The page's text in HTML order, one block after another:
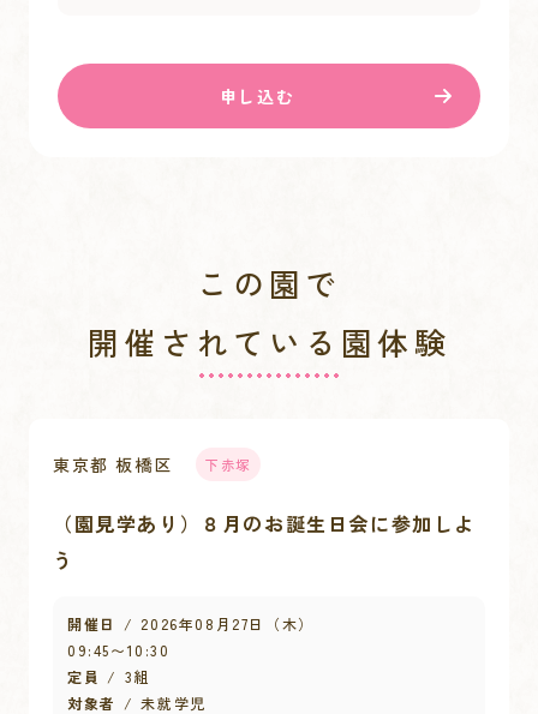
申し込む
この園で
開催されている園体験
東京都 板橋区 下赤塚
（園見学あり）８月のお誕生日会に参加しよ
う
開催日
2026年08月27日（木）
09:45〜10:30
定員
3組
対象者
未就学児